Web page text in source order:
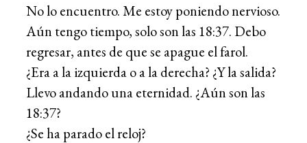
No lo encuentro. Me estoy poniendo nervioso.
Aún tengo tiempo, solo son las 18:37. Debo
regresar, antes de que se apague el farol.
¿Era a la izquierda o a la derecha? ¿Y la salida?
Llevo andando una eternidad. ¿Aún son las
18:37?
¿Se ha parado el reloj?